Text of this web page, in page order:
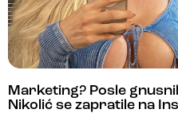
Marketing? Posle
Nikolić se zapratile na